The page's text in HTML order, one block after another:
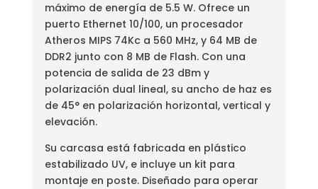
máximo de energía de 5.5 W. Ofrece un
puerto Ethernet 10/100, un procesador
Atheros MIPS 74Kc a 560 MHz, y 64 MB de
DDR2 junto con 8 MB de Flash. Con una
potencia de salida de 23 dBm y
polarización dual lineal, su ancho de haz es
de 45° en polarización horizontal, vertical y
elevación.
Su carcasa está fabricada en plástico
estabilizado UV, e incluye un kit para
montaje en poste. Diseñado para operar